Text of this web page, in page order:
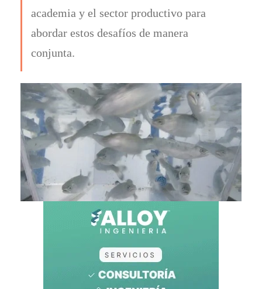
academia y el sector productivo para
abordar estos desafíos de manera
conjunta.